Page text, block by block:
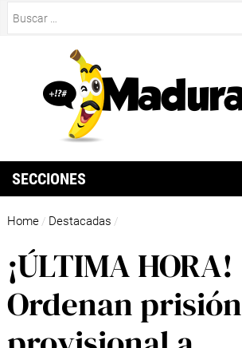
SECCIONES
Home / Destacadas /
¡ÚLTIMA HORA!
Ordenan prisión